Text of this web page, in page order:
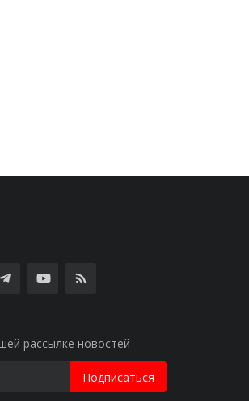
рассылке новостей
Подписаться